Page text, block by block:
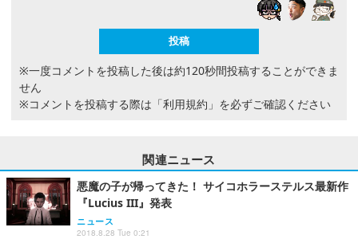
※一度コメントを投稿した後は約120秒間投稿することができま
せん
※コメントを投稿する際は 「利用規約」 を必ずご確認ください
関連ニュース
悪魔の子が帰ってきた！ サイコホラーステルス最新作
『Lucius III』発表
ニュース
2018.8.28 Tue 0:21